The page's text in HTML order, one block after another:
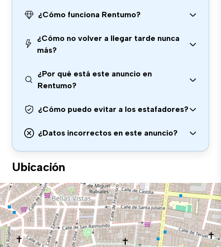
¿Cómo funciona Rentumo?
¿Cómo no volver a llegar tarde nunca
más?
¿Por qué está este anuncio en
Rentumo?
¿Cómo puedo evitar a los estafadores?
¿Datos incorrectos en este anuncio?
Ubicación